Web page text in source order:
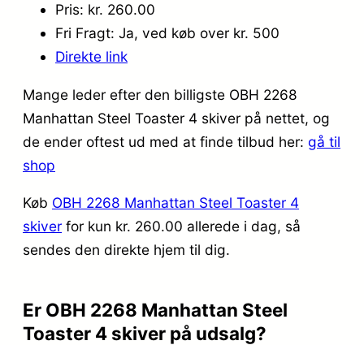
Pris: kr. 260.00
Fri Fragt: Ja, ved køb over kr. 500
Direkte link
Mange leder efter den billigste OBH 2268
Manhattan Steel Toaster 4 skiver på nettet, og
de ender oftest ud med at finde tilbud her: gå til
shop
Køb OBH 2268 Manhattan Steel Toaster 4
skiver for kun kr. 260.00 allerede i dag, så
sendes den direkte hjem til dig.
Er OBH 2268 Manhattan Steel
Toaster 4 skiver på udsalg?